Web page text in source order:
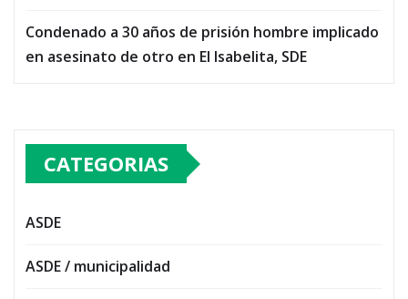
Condenado a 30 años de prisión hombre implicado
en asesinato de otro en El Isabelita, SDE
CATEGORIAS
ASDE
ASDE / municipalidad